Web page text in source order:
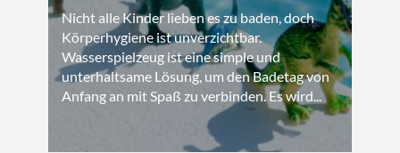
Nicht alle Kinder lieben es zu baden, doch
Körperhygiene ist unverzichtbar.
Wasserspielzeug ist eine simple und
unterhaltsame Lösung, um den Badetag von
Anfang an mit Spaß zu verbinden. Es wird...